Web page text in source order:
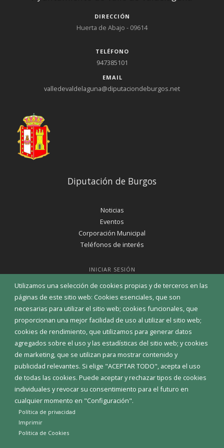
complementarios de cualquier tipo. ; ;;;;;;;;;;; Expediente:;;;;;;;;;;;;;;;
13/2021 Modificación puntual Normas Subsidiarias. ;;;;;;;;;;; Lugar
a 14 horas. ; En Valle de Valdelaguna a 2 de agosto de 2021.
Utilizamos una selección de cookies propias y de terceros en las
páginas de este sitio web: Cookies esenciales, que son
necesarias para utilizar el sitio web; cookies funcionales, que
proporcionan una mejor facilidad de uso al utilizar el sitio web;
cookies de rendimiento, que utilizamos para generar datos
agregados sobre el uso y las estadísticas del sitio web; y cookies
de marketing, que se utilizan para mostrar contenido y
publicidad relevantes. Si elige "ACEPTAR TODO", acepta el uso
de todas las cookies. Puede aceptar y rechazar tipos de cookies
individuales y revocar su consentimiento para el futuro en
cualquier momento en "Configuración".
Política de privacidad
Imprimir
Politica de Cookies
DIRECCIÓN
Huerta de Abajo - 09614
TELÉFONO
947385101
EMAIL
valledevaldelaguna@diputaciondeburgos.net
Diputación de Burgos
Noticias
Eventos
Corporación Municipal
Teléfonos de interés
INICIAR SESIÓN
Aviso Legal